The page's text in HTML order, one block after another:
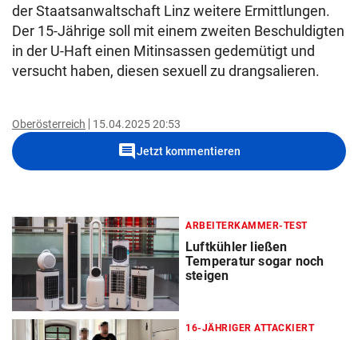
der Staatsanwaltschaft Linz weitere Ermittlungen.
Der 15-Jährige soll mit einem zweiten Beschuldigten
in der U-Haft einen Mitinsassen gedemütigt und
versucht haben, diesen sexuell zu drangsalieren.
Oberösterreich 15.04.2025 20:53
commentJetzt kommentieren
ARBEITERKAMMER-TEST
Luftkühler ließen
Temperatur sogar noch
steigen
16-JÄHRIGER ATTACKIERT